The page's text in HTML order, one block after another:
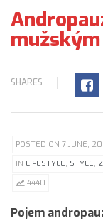
SHARES
POSTED ON 7 JUNE,
IN LIFESTYLE, STYLE,
4440
Pojem